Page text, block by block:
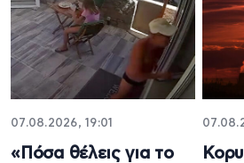
07.08.2026, 19:01
«Πόσα θέλεις για το